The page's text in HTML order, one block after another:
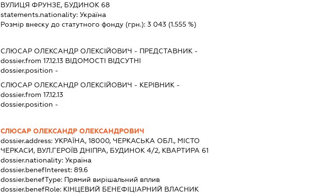
ВУЛИЦЯ ФРУНЗЕ, БУДИНОК 68
statements.nationality: Україна
Розмір внеску до статутного фонду (грн.): 3 043(1.555 %)
СЛЮСАР ОЛЕКСАНДР ОЛЕКСІЙОВИЧ - ПРЕДСТАВНИК -
dossier.from 17.12.13ВІДОМОСТІ ВІДСУТНІ
dossier.position -
СЛЮСАР ОЛЕКСАНДР ОЛЕКСІЙОВИЧ - КЕРІВНИК -
dossier.from 17.12.13
dossier.position -
СЛЮСАР ОЛЕКСАНДР ОЛЕКСАНДРОВИЧ
dossier.address: УКРАЇНА, 18000, ЧЕРКАСЬКА ОБЛ., МІСТО
ЧЕРКАСИ, ВУЛ.ГЕРОЇВ ДНІПРА, БУДИНОК 4/2, КВАРТИРА 61
dossier.nationality: Україна
dossier.benefInterest: 89.6
dossier.benefType: Прямий вирішальний вплив
dossier.benefRole: КІНЦЕВИЙ БЕНЕФІЦІАРНИЙ ВЛАСНИК